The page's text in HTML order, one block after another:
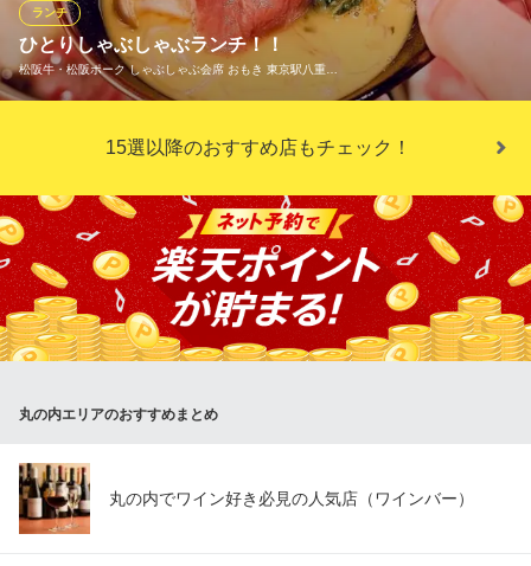
ランチメニューをもっと見る
アジアンレストラン バジル 丸の内店
東京都千代田区丸の内1-1-1 パレスビルB1
マルケ州郷土料理
地下鉄東西線大手町駅 徒歩1分
東京都千代田区丸の内1-6-2 新丸の内センタービルディング3F
ひとりしゃぶしゃぶランチ！！
松阪牛・松阪ポーク しゃぶしゃぶ会席 おもき 東京駅八重…
ランチ
ランチは御飯大盛無料サービス中！！ 松阪牛や黒毛和牛、松阪ポ
ークのひとりしゃぶしゃぶランチをご堪能下さい。
松阪牛・松阪ポーク しゃぶしゃぶ会席 おもき 東京駅八重洲
店
松阪牛しゃぶしゃぶ
ＪＲ東京駅 徒歩2分
東京都千代田区丸の内1-8-2 鉄鋼ビルディングB1
15選以降のおすすめ店もチェック！
丸の内エリアのおすすめまとめ
丸の内でワイン好き必見の人気店（ワインバー）